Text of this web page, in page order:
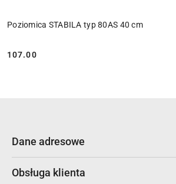
Poziomica STABILA typ 80AS 40 cm
Cena:
107.00
Dane adresowe
Obsługa klienta